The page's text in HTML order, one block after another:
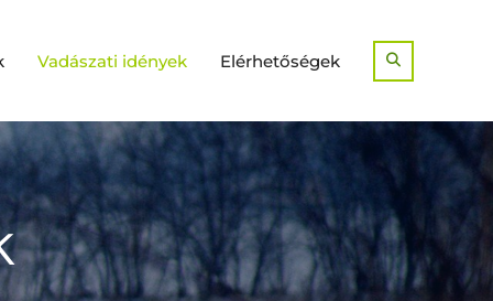
Vadászati idények Elérhetőségek